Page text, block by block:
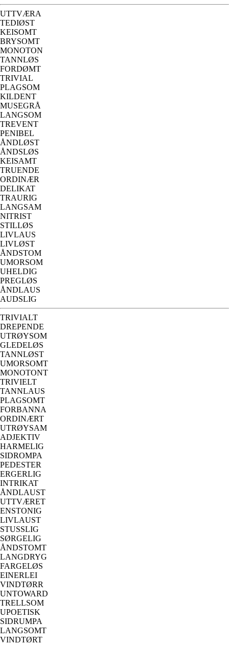
UTTVÆRA
TEDIØST
KEISOMT
BRYSOMT
MONOTON
TANNLØS
FORDØMT
TRIVIAL
PLAGSOM
KILDENT
MUSEGRÅ
LANGSOM
TREVENT
PENIBEL
ÅNDLØST
ÅNDSLØS
KEISAMT
TRUENDE
ORDINÆR
DELIKAT
TRAURIG
LANGSAM
NITRIST
STILLØS
LIVLAUS
LIVLØST
ÅNDSTOM
UMORSOM
UHELDIG
PREGLØS
ÅNDLAUS
AUDSLIG
TRIVIALT
DREPENDE
UTRØYSOM
GLEDELØS
TANNLØST
UMORSOMT
MONOTONT
TRIVIELT
TANNLAUS
PLAGSOMT
FORBANNA
ORDINÆRT
UTRØYSAM
ADJEKTIV
HARMELIG
SIDROMPA
PEDESTER
ERGERLIG
INTRIKAT
ÅNDLAUST
UTTVÆRET
ENSTONIG
LIVLAUST
STUSSLIG
SØRGELIG
ÅNDSTOMT
LANGDRYG
FARGELØS
EINERLEI
VINDTØRR
UNTOWARD
TRELLSOM
UPOETISK
SIDRUMPA
LANGSOMT
VINDTØRT